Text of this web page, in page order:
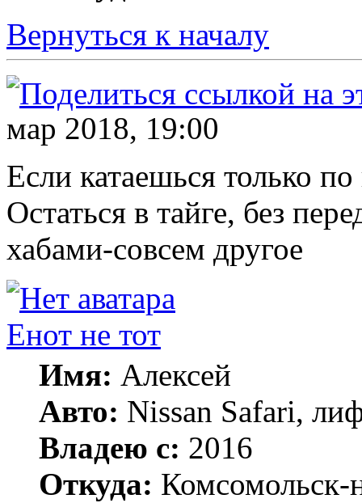
Вернуться к началу
мар 2018, 19:00
Если катаешься только
Остаться в тайге, без
хабами-совсем другое
Енот не тот
Имя: Алексей
Авто: Nissan Safari,
Владею с: 2016
Откуда: